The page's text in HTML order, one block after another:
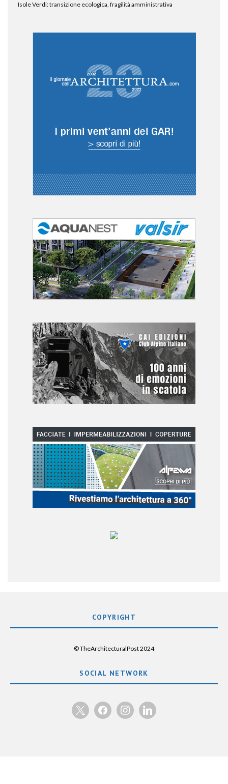
Isole Verdi: transizione ecologica, fragilità amministrativa
COPYRIGHT
© TheArchitecturalPost 2024
SOCIAL NETWORK
x facebookinstagramlinkedin